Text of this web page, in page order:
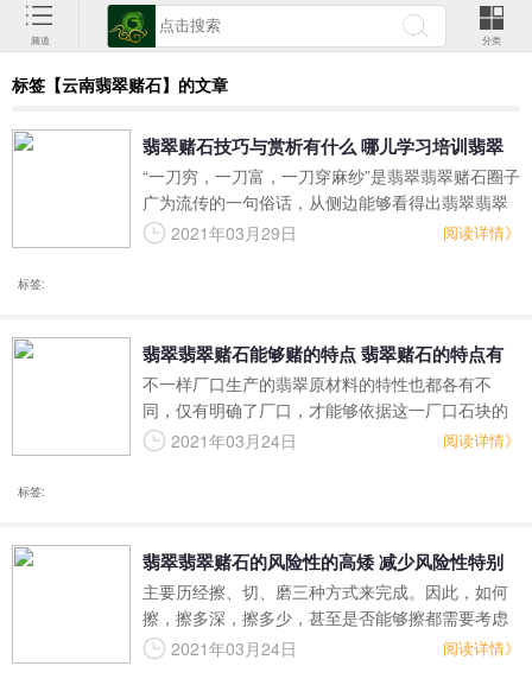
频道 分类
标签【云南翡翠赌石】的文章
翡翠赌石技巧与赏析有什么 哪儿学习培训翡翠
赌石技巧与赏析
“一刀穷，一刀富，一刀穿麻纱”是翡翠翡翠赌石圈子
广为流传的一句俗话，从侧边能够看得出翡翠翡翠
赌石在其中的额度波动，有些人廉价买进一开立即
2021年03月29日 阅读详情》
标签:
翡翠翡翠赌石能够赌的特点 翡翠赌石的特点有
什么
不一样厂口生产的翡翠原材料的特性也都各有不
同，仅有明确了厂口，才能够依据这一厂口石块的
特点来分辨这方面翡翠赌石的赌性。
2021年03月24日 阅读详情》
标签:
翡翠翡翠赌石的风险性的高矮 减少风险性特别
注意什么
主要历经擦、切、磨三种方式来完成。因此，如何
擦，擦多深，擦多少，甚至是否能够擦都需要考虑
到 清晰。切石也是一样，可以一刀切富，也可以一
2021年03月24日 阅读详情》